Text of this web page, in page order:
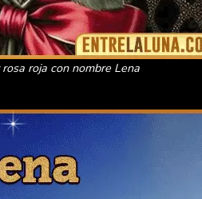
roja con nombre Lena